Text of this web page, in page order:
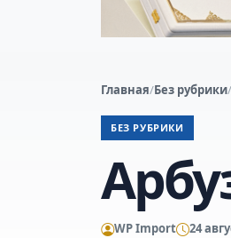
Главная/Без рубрики/
БЕЗ РУБРИКИ
WP Import 24